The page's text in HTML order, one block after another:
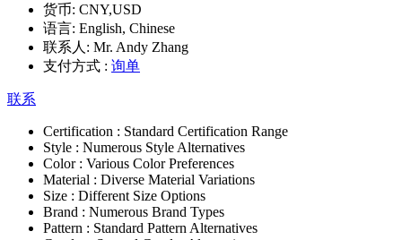
货币: CNY,USD
语言: English, Chinese
联系人: Mr. Andy Zhang
支付方式 : 询单
联系
Certification : Standard Certification Range
Style : Numerous Style Alternatives
Color : Various Color Preferences
Material : Diverse Material Variations
Size : Different Size Options
Brand : Numerous Brand Types
Pattern : Standard Pattern Alternatives